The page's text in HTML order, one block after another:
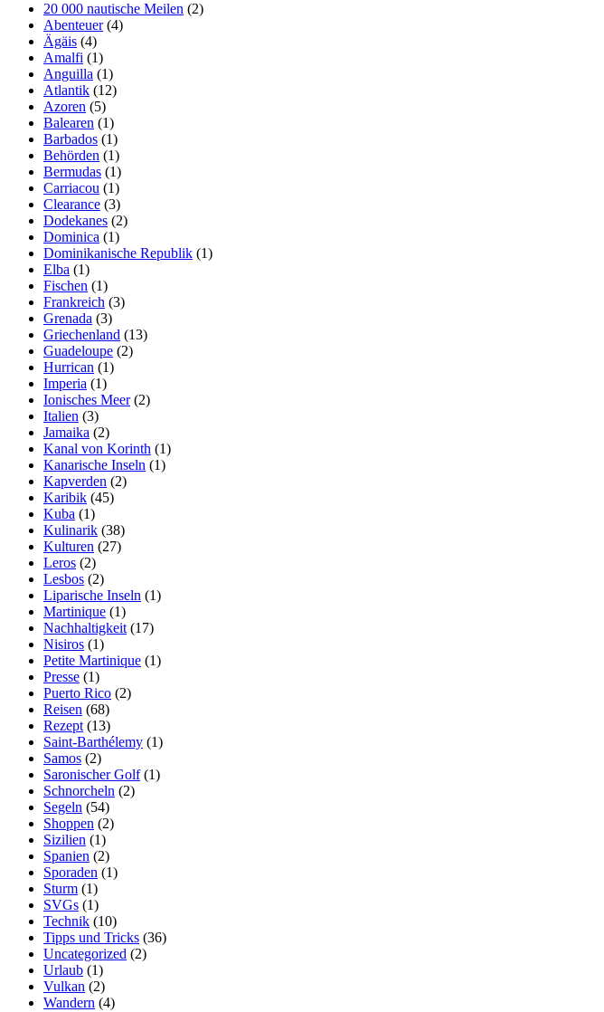
20 000 nautische Meilen (2)
Abenteuer(4)
Ägäis (4)
Amalfi (1)
Anguilla (1)
Atlantik (12)
Azoren (5)
Balearen (1)
Barbados (1)
Behörden (1)
Bermudas (1)
Carriacou (1)
Clearance (3)
Dodekanes (2)
Dominica (1)
Dominikanische Republik (1)
Elba (1)
Fischen (1)
Frankreich (3)
Grenada (3)
Griechenland (13)
Guadeloupe (2)
Hurrican (1)
Imperia (1)
Ionisches Meer(2)
Italien (3)
Jamaika (2)
Kanal von Korinth (1)
Kanarische Inseln (1)
Kapverden (2)
Karibik (45)
Kuba (1)
Kulinarik (38)
Kulturen (27)
Leros (2)
Lesbos (2)
Liparische Inseln (1)
Martinique (1)
Nachhaltigkeit (17)
Nisiros (1)
Petite Martinique (1)
Presse (1)
Puerto Rico (2)
Reisen (68)
Rezept (13)
Saint-Barthélemy (1)
Samos (2)
Saronischer Golf(1)
Schnorcheln (2)
Segeln (54)
Shoppen (2)
Sizilien (1)
Spanien (2)
Sporaden (1)
Sturm (1)
SVGs (1)
Technik (10)
Tipps und Tricks (36)
Uncategorized (2)
Urlaub (1)
Vulkan (2)
Wandern (4)